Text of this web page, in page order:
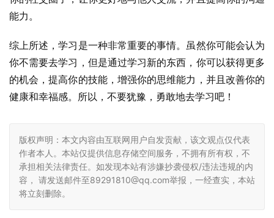
能力。
综上所述，学习是一种非常重要的事情。虽然你可能会认为
你不需要去学习，但是通过学习新的东西，你可以获得更多
的机会，提高你的技能，增强你的思维能力，并且改善你的
健康和幸福感。所以，不要犹豫，勇敢地去学习吧！
版权声明：本文内容由互联网用户自发贡献，该文观点仅代表
作者本人。本站仅提供信息存储空间服务，不拥有所有权，不
承担相关法律责任。如发现本站有涉嫌抄袭侵权/违法违规的内
容， 请发送邮件至89291810@qq.com举报，一经查实，本站
将立刻删除。